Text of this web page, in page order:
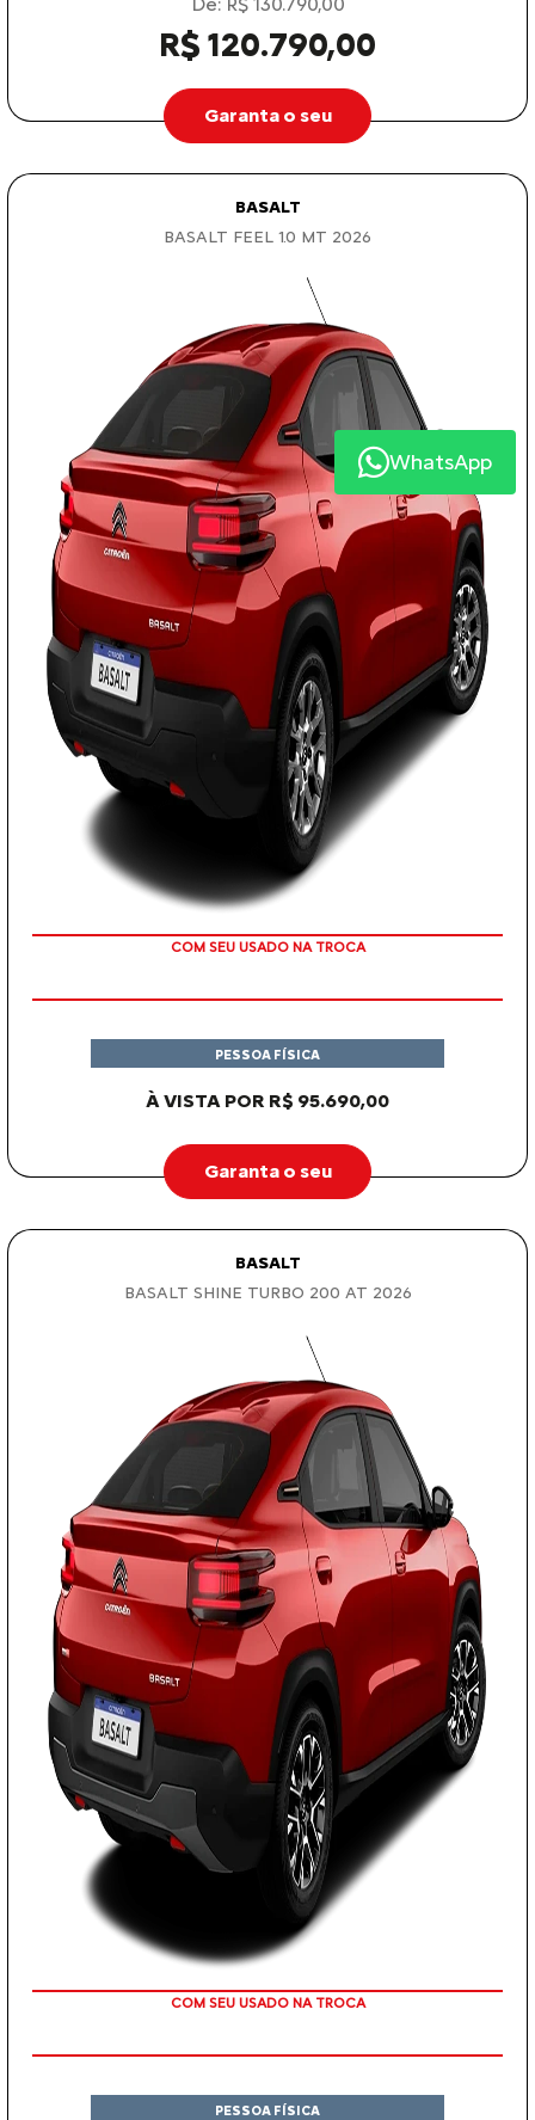
R$ 120.790,00
Garanta o seu
BASALT
BASALT FEEL 1.0 MT 2026
OU TAXA 0%
À VISTA POR R$ 95.690,00
PESSOA FÍSICA
Garanta o seu
BASALT
BASALT SHINE TURBO 200 AT 2026
TAXA ZERO
PESSOA FÍSICA
WhatsApp